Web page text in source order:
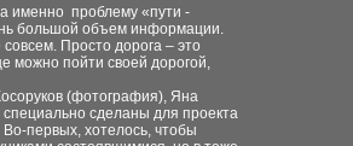
а именно проблему «пути -
большой объем информации.
Просто дорога – это
можно пойти своей дорогой,
(фотография), Яна
сделаны для проекта
Во-первых, хотелось, чтобы